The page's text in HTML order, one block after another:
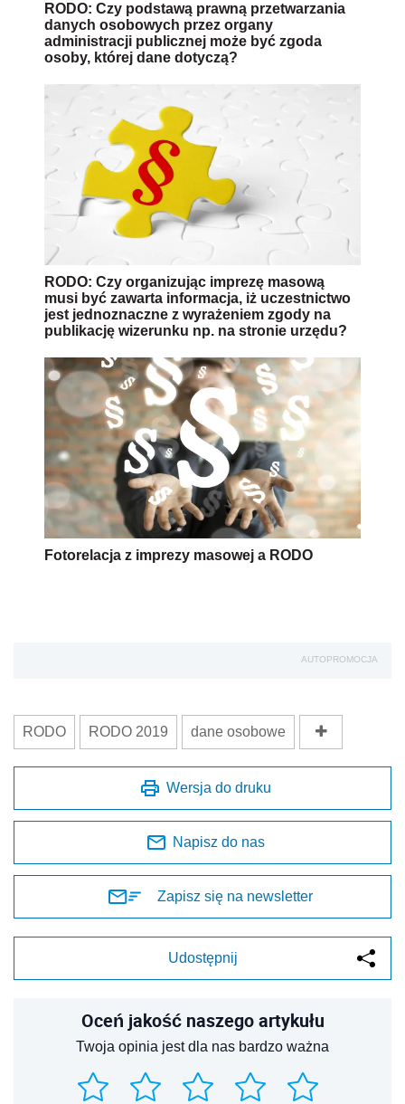
RODO: Czy podstawą prawną przetwarzania
danych osobowych przez organy
administracji publicznej może być zgoda
osoby, której dane dotyczą?
RODO: Czy organizując imprezę masową
musi być zawarta informacja, iż uczestnictwo
jest jednoznaczne z wyrażeniem zgody na
publikację wizerunku np. na stronie urzędu?
Fotorelacja z imprezy masowej a RODO
AUTOPROMOCJA
RODO RODO 2019 dane osobowe
Wersja do druku
Napisz do nas
Zapisz się na newsletter
Udostępnij
Oceń jakość naszego artykułu
Twoja opinia jest dla nas bardzo ważna